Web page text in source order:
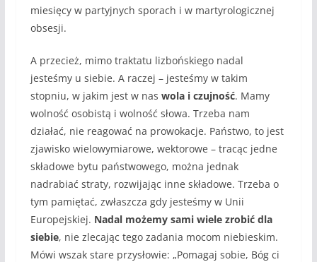
miesięcy w partyjnych sporach i w martyrologicznej
obsesji.
A przecież, mimo traktatu lizbońskiego nadal
jesteśmy u siebie. A raczej – jesteśmy w takim
stopniu, w jakim jest w nas wola i czujność. Mamy
wolność osobistą i wolność słowa. Trzeba nam
działać, nie reagować na prowokacje. Państwo, to jest
zjawisko wielowymiarowe, wektorowe – tracąc jedne
składowe bytu państwowego, można jednak
nadrabiać straty, rozwijając inne składowe. Trzeba o
tym pamiętać, zwłaszcza gdy jesteśmy w Unii
Europejskiej. Nadal możemy sami wiele zrobić dla
siebie, nie zlecając tego zadania mocom niebieskim.
Mówi wszak stare przysłowie: „Pomagaj sobie, Bóg ci